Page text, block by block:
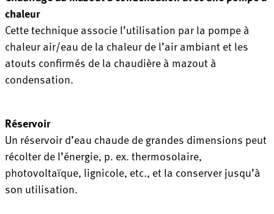
chaleur
Cette technique associe l’utilisation par la pompe à
chaleur air/eau de la chaleur de l’air ambiant et les
atouts confirmés de la chaudière à mazout à
condensation.
Réservoir
Un réservoir d’eau chaude de grandes dimensions peut
récolter de l’énergie, p. ex. thermosolaire,
photovoltaïque, lignicole, etc., et la conserver jusqu’à
son utilisation.